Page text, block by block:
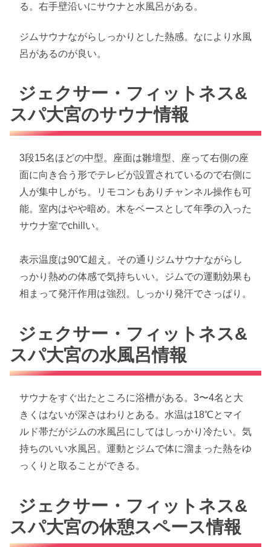
る。右手壁沿いにサウナと水風呂がある。
ジムサウナながらしっかりとした熱感。なにより水風
呂があるのが良い。
ジェクサー・フィットネス&
スパ大宮のサウナ情報
3段15名ほどの中型。座面は雛壇型、座って右側の座
面に向き合う形でテレビが設置されているので右側に
人が集中しがち。リモコンもありチャンネル操作も可
能。室内はやや暗め。木をベースとして年季の入った
サウナ室でchillい。
表示温度は90℃超え。その通りジムサウナながらし
っかり熱めの体感で気持ちいい。ジムでの運動効果も
相まって発汗作用は強烈。しっかり発汗でさっぱり。
ジェクサー・フィットネス&
スパ大宮の水風呂情報
サウナをすぐ出たところに浴槽がある。3〜4名と大
きくはないが深さはわりとある。水温は18℃とマイ
ルド帯だがジムの水風呂にしてはしっかり冷たい。気
持ちのいい水風呂。運動とジムで体に溜まった熱をゆ
っくりと取ることができる。
ジェクサー・フィットネス&
スパ大宮の休憩スペース情報